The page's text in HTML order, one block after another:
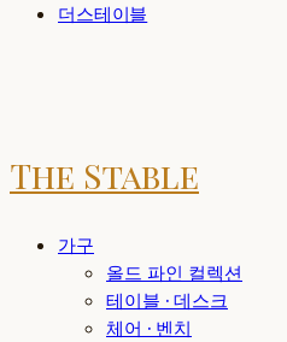
더스테이블
The Stable
가구
올드 파인 컬렉션
테이블 · 데스크
체어 · 벤치